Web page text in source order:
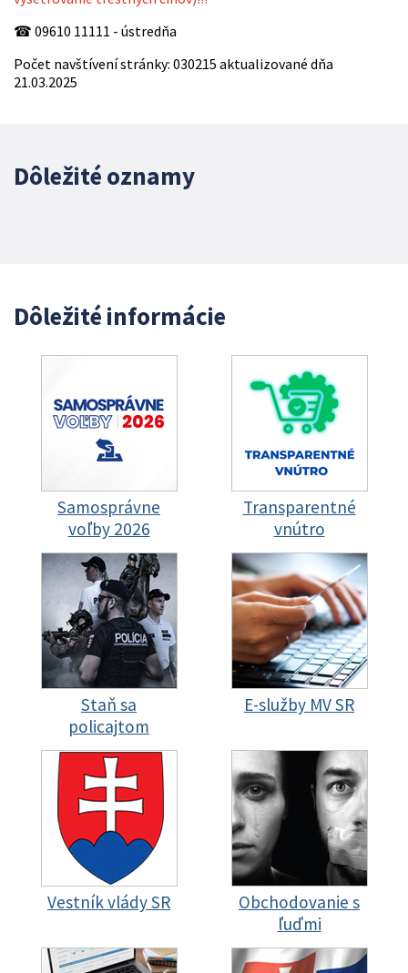
☎ 09610 11111 - ústredňa
Počet navštívení stránky: 030215 aktualizované dňa
21.03.2025
Dôležité oznamy
Dôležité informácie
Samosprávne
voľby 2026
Transparentné
vnútro
Staň sa
policajtom
E-služby MV SR
Vestník vlády SR
Obchodovanie s
ľuďmi